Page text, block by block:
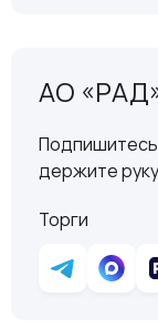
АО
Подпишитесь
держите
Торги